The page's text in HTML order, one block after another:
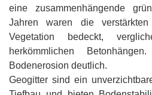
eine zusammenhängende
Jahren waren die
Vegetation bedeckt,
herkömmlichen
Bodenerosion deutlich.
Geogitter sind ein